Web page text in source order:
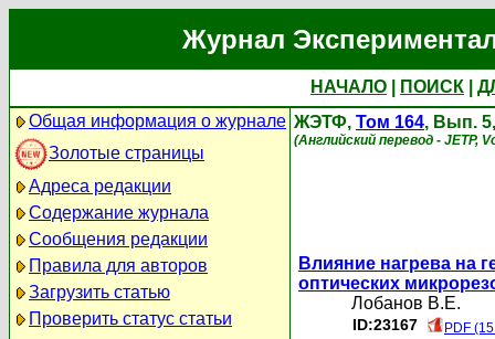
Журнал
НАЧАЛО ПОИСК
Общая информация о журнале
Золотые страницы
Адреса редакции
Содержание журнала
Сообщения редакции
Правила для авторов
Загрузить статью
Проверить статус статьи
ЖЭТФ, Том 164, Вып.
(Английский перевод - JETP,
Влияние нагрева на
оптических
Лобанов В.Е.
ID:23167 PDF